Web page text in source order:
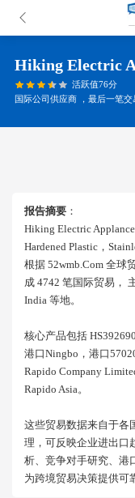
Hiking Electric
活跃值76分
国际公司供应商 ，最后一笔
报告摘要 ：
Hiking Electric
Hardened Plastic，
根据 52wmb.com 全球
成 4742 笔国际贸易，
India 等地。
核心产品包括
港口ningbo，港口
Rapido Company
Rapido Asia。
这些贸易数据来自于各
理，可反映企业进出口
析、竞争对手研究、港
为跨境贸易决策提供可